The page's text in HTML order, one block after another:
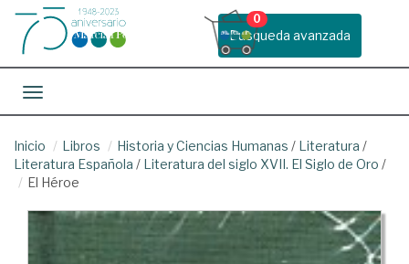
Busqueda avanzada
0
Toggle navigation
Inicio Libros Historia y Ciencias Humanas / Literatura /
Literatura Española / Literatura del siglo XVII. El Siglo de Oro /
El Héroe